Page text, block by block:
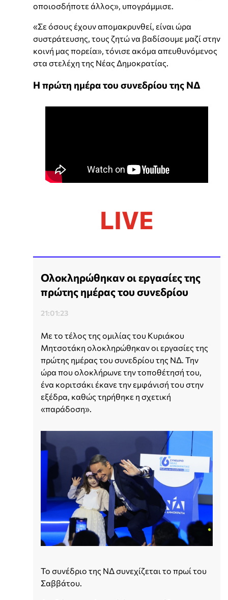
οποιοσδήποτε άλλος», υπογράμμισε.
«Σε όσους έχουν απομακρυνθεί, είναι ώρα
συστράτευσης, τους ζητώ να βαδίσουμε μαζί στην
κοινή μας πορεία», τόνισε ακόμα απευθυνόμενος
στα στελέχη της Νέας Δημοκρατίας.
Η πρώτη ημέρα του συνεδρίου της ΝΔ
LIVE
Ολοκληρώθηκαν οι εργασίες της
πρώτης ημέρας του συνεδρίου
21:01:23
Με το τέλος της ομιλίας του Κυριάκου
Μητσοτάκη ολοκληρώθηκαν οι εργασίες της
πρώτης ημέρας του συνεδρίου της ΝΔ. Την
ώρα που ολοκλήρωνε την τοποθέτησή του,
ένα κοριτσάκι έκανε την εμφάνισή του στην
εξέδρα, καθώς τηρήθηκε η σχετική
«παράδοση».
Το συνέδριο της ΝΔ συνεχίζεται το πρωί του
Σαββάτου.